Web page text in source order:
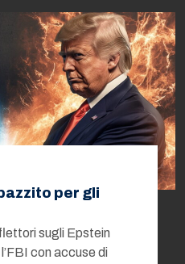
per gli
sugli Epstein
con accuse di